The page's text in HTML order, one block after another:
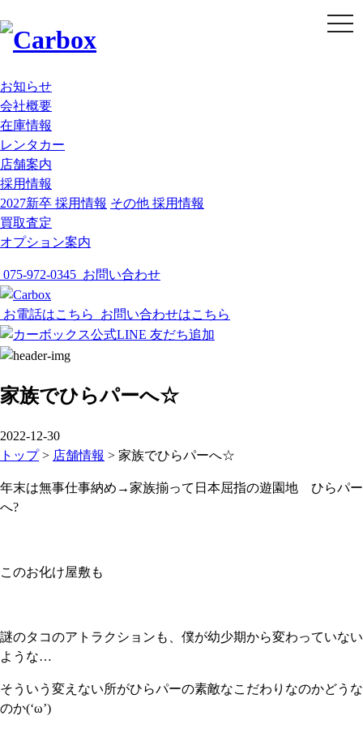
お知らせ
会社概要
在庫情報
レンタカー
店舗案内
採用情報
2027新卒 採用情報 その他 採用情報
買取査定
オプション案内
075-972-0345 お問い合わせ
t
o
お電話はこちら お問い合わせはこちら
家族でひらパーへ☆
2022-12-30
トップ> 店舗情報 > 家族でひらパーへ☆
年末は無事仕事納め→家族揃って日本屈指の遊園地 ひらパー
へ?
このお化け屋敷も
謎のタコのアトラクションも、僕が幼少期から変わっていない
ような…
そういう変えない所がひらパーの素敵なこだわりなのかどうな
のか(‘ω’)